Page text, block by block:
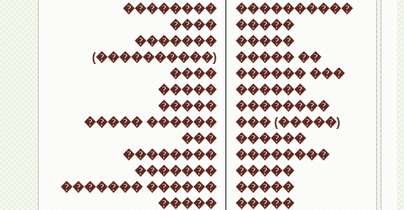
��������
����
�������
(����������)
����
�����
�����
����� ������
���
��������
�������
������� ������
�����
����������
�����
�����
����� ��
������ ���
������
��������
��� (�����)
������
��������
�����
�����
�����